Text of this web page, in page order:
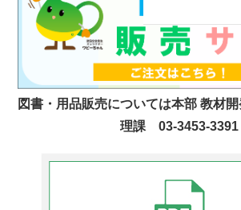
図書・用品販売については本部 教材
理課 03-3453-3391